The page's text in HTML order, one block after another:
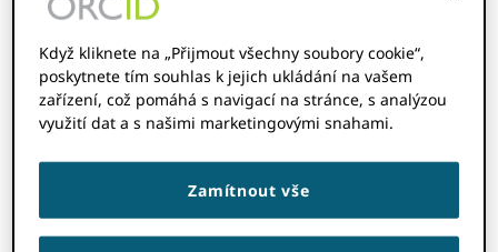
Jsi tady:Home /Webináře
Webináře
Když kliknete na „Přijmout všechny soubory cookie“,
poskytnete tím souhlas k jejich ukládání na vašem
zařízení, což pomáhá s navigací na stránce, s analýzou
využití dat a s našimi marketingovými snahami.
Zamítnout vše